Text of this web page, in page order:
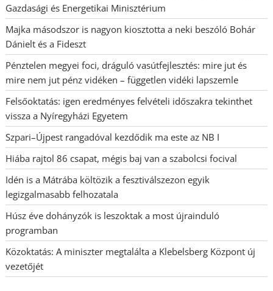
Gazdasági és Energetikai Minisztérium
Majka másodszor is nagyon kiosztotta a neki beszóló Bohár
Dánielt és a Fideszt
Pénztelen megyei foci, dráguló vasútfejlesztés: mire jut és
mire nem jut pénz vidéken – független vidéki lapszemle
Felsőoktatás: igen eredményes felvételi időszakra tekinthet
vissza a Nyíregyházi Egyetem
Szpari–Újpest rangadóval kezdődik ma este az NB I
Hiába rajtol 86 csapat, mégis baj van a szabolcsi focival
Idén is a Mátrába költözik a fesztiválszezon egyik
legizgalmasabb felhozatala
Húsz éve dohányzók is leszoktak a most újrainduló
programban
Közoktatás: A miniszter megtalálta a Klebelsberg Központ új
vezetőjét